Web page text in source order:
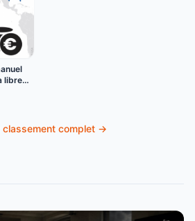
libre
classement complet →